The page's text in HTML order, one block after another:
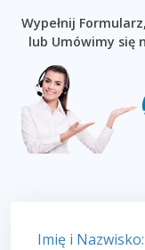
Wypełnij
lub Umówimy się
Imię i Nazwisko: